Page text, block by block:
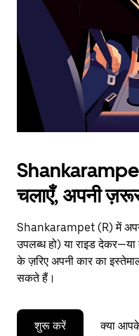
the
calendar.
चलाएँ, अपनी
Shankarampet (R) में
उपलब्ध हो) या राइड
के ज़रिए अपनी कार का
सकते हैं।
शुरू करें क्या